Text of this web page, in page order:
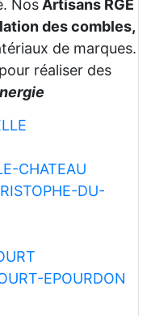
Nos Artisans RGE
des combles,
de marques.
réaliser des
CHATEAU
DU-
EPOURDON